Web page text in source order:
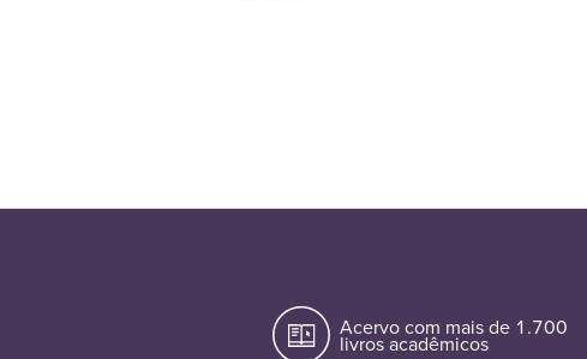
Acervo com mais de 1.700
livros acadêmicos